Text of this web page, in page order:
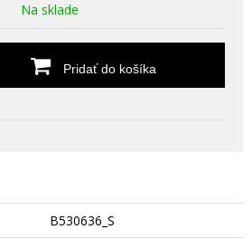
Na sklade
Pridať do košíka
B530636_S